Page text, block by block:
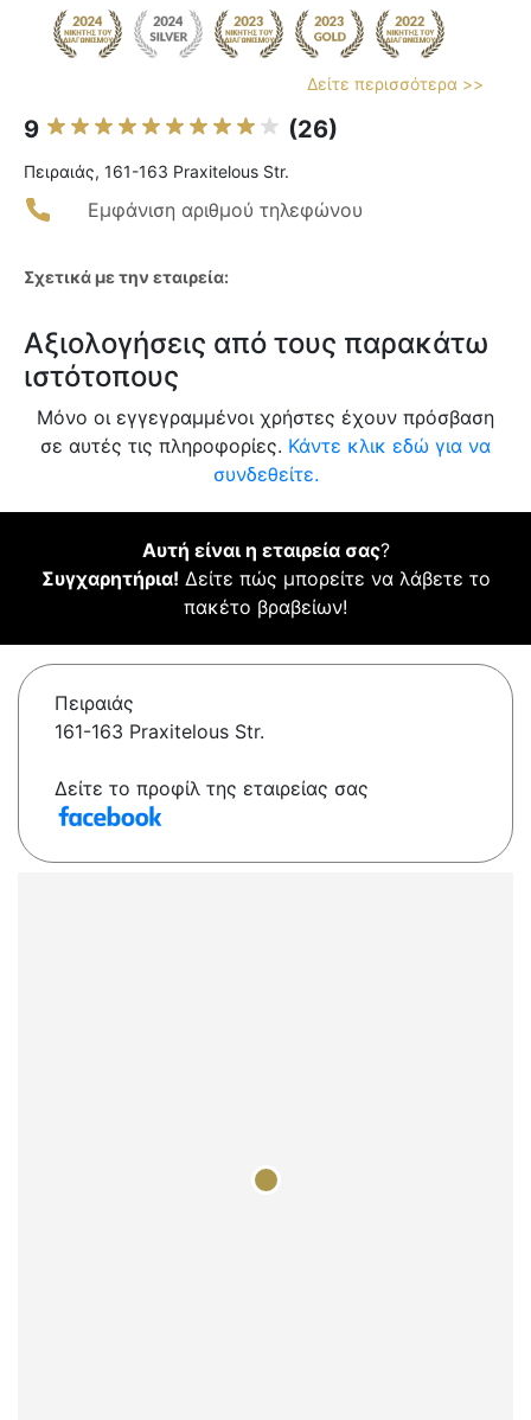
Δείτε περισσότερα >>
9 (26)
Πειραιάς, 161-163 Praxitelous Str.
Εμφάνιση αριθμού τηλεφώνου
Σχετικά με την εταιρεία:
Αξιολογήσεις από τους παρακάτω
ιστότοπους
Μόνο οι εγγεγραμμένοι χρήστες έχουν πρόσβαση
σε αυτές τις πληροφορίες. Κάντε κλικ εδώ για να
συνδεθείτε.
Αυτή είναι η εταιρεία σας?
Συγχαρητήρια! Δείτε πώς μπορείτε να λάβετε το
πακέτο βραβείων!
Πειραιάς
161-163 Praxitelous Str.
Δείτε το προφίλ της εταιρείας σας